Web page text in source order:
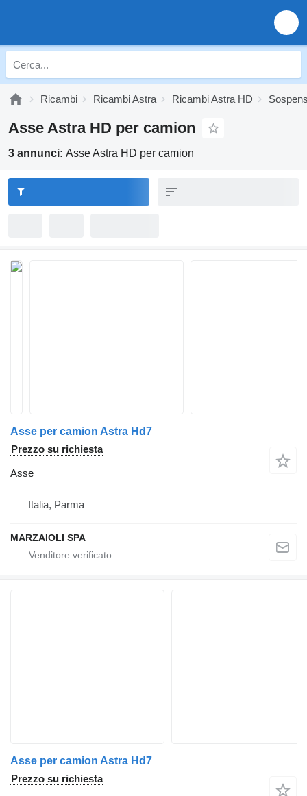
Ricambi Ricambi Astra Ricambi Astra HD
Asse Astra HD per camion
3 annunci: Asse Astra HD per camion
Asse per camion Astra Hd7
Prezzo su richiesta
Asse
Italia, Parma
MARZAIOLI SPA
Asse per camion Astra Hd7
Prezzo su richiesta